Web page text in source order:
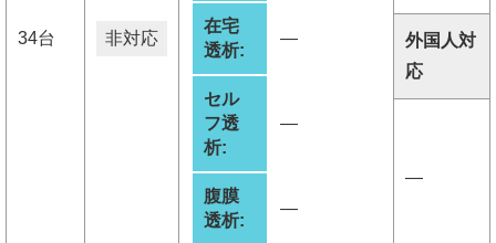
34台 非対応
在宅
透析:
―
セル
フ透
析:
―
腹膜
透析:
―
外国人対
応
―